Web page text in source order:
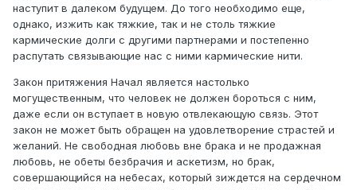
наступит в далеком будущем. До того необходимо еще,
однако, изжить как тяжкие, так и не столь тяжкие
кармические долги с другими партнерами и постепенно
распутать связывающие нас с ними кармические нити.
Закон притяжения Начал является настолько
могущественным, что человек не должен бороться с ним,
даже если он вступает в новую отвлекающую связь. Этот
закон не может быть обращен на удовлетворение страстей и
желаний. Не свободная любовь вне брака и не продажная
любовь, не обеты безбрачия и аскетизм, но брак,
совершающийся на небесах, который зиждется на сердечном